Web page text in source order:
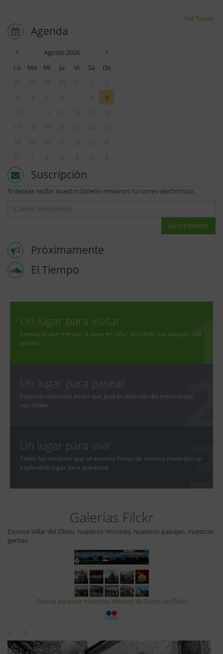
Ver Todas
Agenda
Agosto 2026
Lu
Ma Mi Ju Vi Sa
Do
27
28 29
2
4 6
9
12 14
16
20 21 22
23
24
25 26 27 28 29
2 4 6
Suscripción
Si deseas recibir nuestro boletín envíanos tu correo electrónico:
Suscribirme
Próximamente
El Tiempo
Un lugar para visitar
Conoce lo que merece la pena en Villar del Olmo, sus parajes, sus
gentes...
Un lugar para pasear
Espacios naturales en los que podrás disfrutar del entorno que
nos rodea
Un lugar para vivir
Todos los servicios que ofrecemos hacen de nuestro municipio un
esplendido lugar para quedarse
Galerías Filckr
Conoce Villar del Olmo, nuestros rincones, nuestros paisajes, nuestras
gentes:
Pincha para ver nuestros Albums de Fotos en Flickr